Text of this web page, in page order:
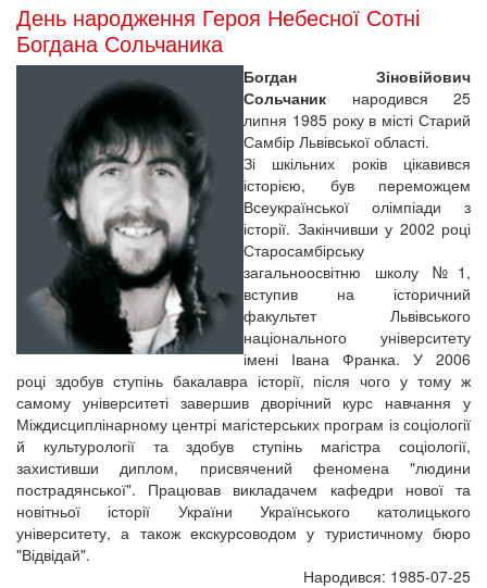
День народження Героя Небесної Сотні
Богдана Сольчаника
Богдан Зіновійович
Сольчаник народився 25
липня 1985 року в місті Старий
Самбір Львівської області.
Зі шкільних років цікавився
історією, був переможцем
Всеукраїнської олімпіади з
історії. Закінчивши у 2002 році
Старосамбірську
загальноосвітню школу №1,
вступив на історичний
факультет Львівського
національного університету
імені Івана Франка. У 2006
році здобув ступінь бакалавра історії, після чого у тому ж
самому університеті завершив дворічний курс навчання у
Міждисциплінарному центрі магістерських програм із соціології
й культурології та здобув ступінь магістра соціології,
захистивши диплом, присвячений феномена "людини
пострадянської". Працював викладачем кафедри нової та
новітньої історії України Українського католицького
університету, а також екскурсоводом у туристичному бюро
"Відвідай".
Народився: 1985-07-25